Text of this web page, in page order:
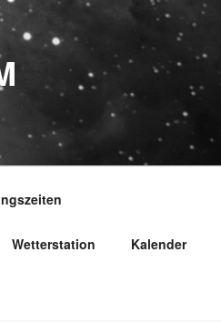
Wetterstation Kalender